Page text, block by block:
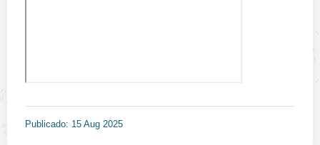
Publicado: 15 Aug 2025